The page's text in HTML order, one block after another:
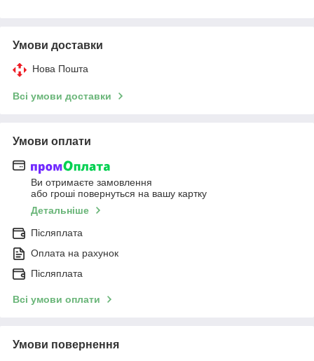
Умови доставки
Нова Пошта
Всі умови доставки
Умови оплати
Ви отримаєте замовлення
або гроші повернуться на вашу картку
Детальніше
Післяплата
Оплата на рахунок
Післяплата
Всі умови оплати
Умови повернення